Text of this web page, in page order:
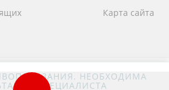
Карта сайта
НЕОБХОДИМА
СПЕЦИАЛИСТА